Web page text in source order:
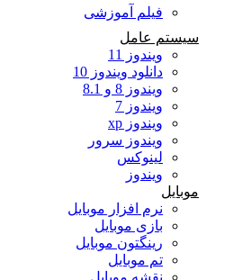
فیلم آموزشی
سیستم عامل
ویندوز 11
دانلود ویندوز 10
ویندوز 8 و 8.1
ویندوز 7
ویندوز xp
ویندوز سرور
لینوکس
ویندوز
نرم افزار موبایل
بازی موبایل
رینگتون موبایل
تم موبایل
نقشه موبایل